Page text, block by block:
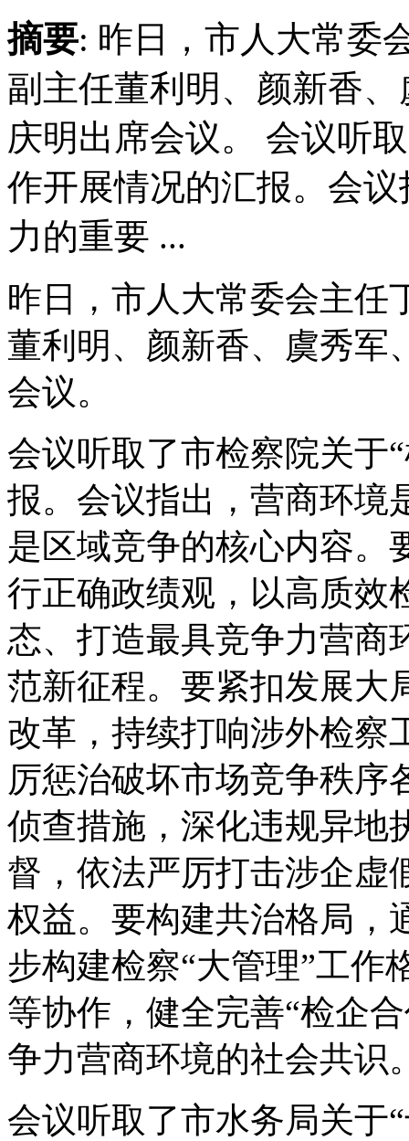
摘要: 昨日，市人大常委
副主任董利明、颜新香
庆明出席会议。 会议听
作开展情况的汇报。会
力的重要 ...
昨日，市人大常委会主任
董利明、颜新香、虞秀军
会议。
会议听取了市检察院关于
报。会议指出，营商环境
是区域竞争的核心内容。
行正确政绩观，以高质效
态、打造最具竞争力营商
范新征程。要紧扣发展大
改革，持续打响涉外检察
厉惩治破坏市场竞争秩序
侦查措施，深化违规异地
督，依法严厉打击涉企虚
权益。要构建共治格局，
步构建检察“大管理”工作
等协作，健全完善“检企
争力营商环境的社会共识
会议听取了市水务局关于